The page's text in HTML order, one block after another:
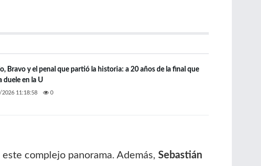
Bravo y el penal que partió la historia: a 20 años de la final que
duele en la U
11:18:58 0
complejo panorama. Además, Sebastián